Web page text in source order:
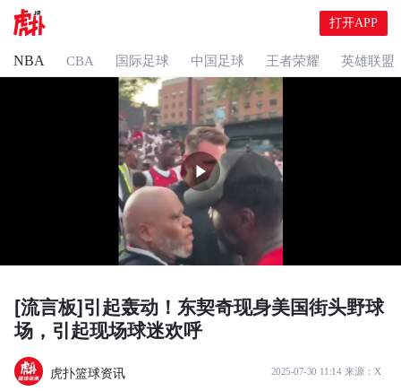
打开APP
NBA CBA 国际足球 中国足球 王者荣耀 英雄联盟
[流言板]引起轰动！东契奇现身美国街头野球
场，引起现场球迷欢呼
虎扑篮球资讯 2025-07-30 11:14 来源： X